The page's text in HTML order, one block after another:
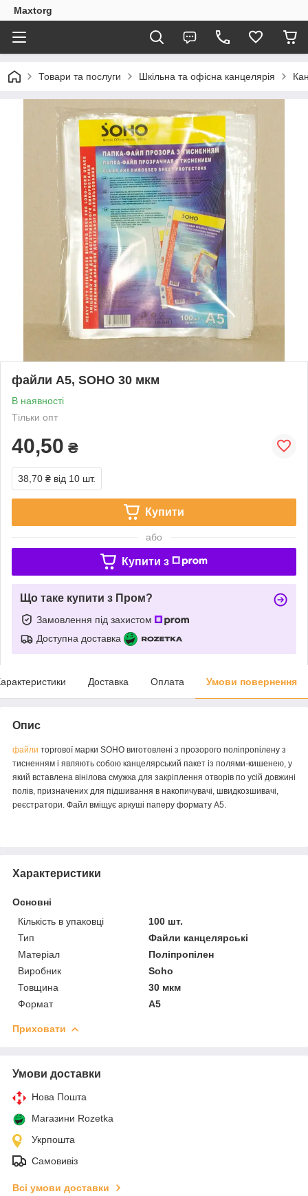
Maxtorg
Товари та послуги Шкільна та офісна канцелярія
файли A5, SOHO 30 мкм
В наявності
Тільки опт
40,50 ₴
38,70 ₴ від 10 шт.
Купити
або
Купити з
Що таке купити з Пром?
Замовлення під захистом
Доступна доставка
Доставка Оплата Умови повернення
Опис
файли торгової марки SOHO виготовлені з прозорого поліпропілену з
тисненням і являють собою канцелярський пакет із полями-кишенею, у
який вставлена вінілова смужка для закріплення отворів по усій довжині
полів, призначених для підшивання в накопичувачі, швидкозшивачі,
реєстратори. Файл вміщує аркуші паперу формату А5.
Характеристики
Основні
Кількість в упаковці
100 шт.
Тип
Файли канцелярські
Матеріал
Поліпропілен
Виробник
Soho
Товщина
30 мкм
Формат
A5
Приховати
Умови доставки
Нова Пошта
Магазини Rozetka
Укрпошта
Самовивіз
Всі умови доставки